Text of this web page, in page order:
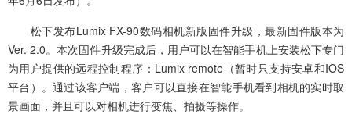
松下发布Lumix FX-90数码相机新版固件升级，最新固件版本为
Ver. 2.0。本次固件升级完成后，用户可以在智能手机上安装松下专门
为用户提供的远程控制程序：Lumix remote（暂时只支持安卓和IOS
平台）。通过该客户端，客户可以直接在智能手机看到相机的实时取
景画面，并且可以对相机进行变焦、拍摄等操作。